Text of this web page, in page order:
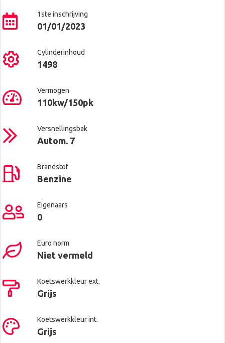
1ste inschrijving
01/01/2023
Cylinderinhoud
1498
Vermogen
110kw/150pk
Versnellingsbak
Autom. 7
Brandstof
Benzine
Eigenaars
0
Euro norm
Niet vermeld
Koetswerkkleur ext.
Grijs
Koetswerkkleur int.
Grijs